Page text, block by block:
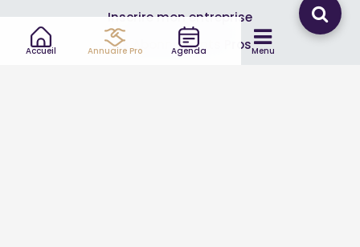
Accueil Annuaire Pro Agenda Menu
Inscrire mon entreprise
Les Abonnements Pros